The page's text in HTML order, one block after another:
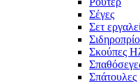
Σέγες
Σετ
Σκούπες
Σπάτουλες